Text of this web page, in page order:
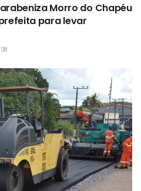
Morro do Chapéu
para levar